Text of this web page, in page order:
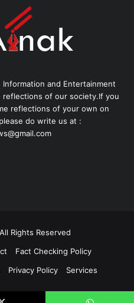
and Entertainment
of our society.If you
reflections of your own on
do write us at :
Rights Reserved
Fact Checking Policy
Privacy Policy Services